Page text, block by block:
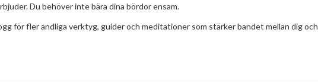
Du behöver inte bära dina bördor ensam.
för fler andliga verktyg, guider och meditationer som stärker bandet mellan dig och